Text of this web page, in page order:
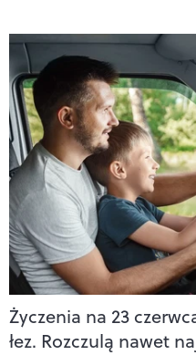
Życzenia na 23
łez. Rozczulą nawet